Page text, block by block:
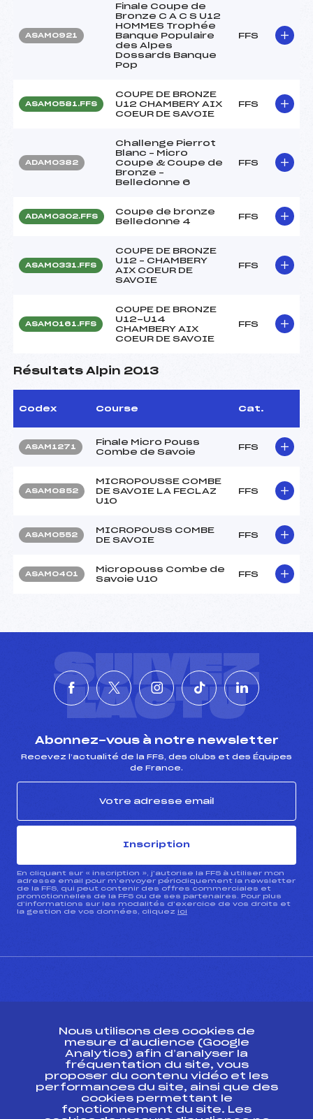
ASAM0921
Finale Coupe de
Bronze C A C S U12
HOMMES Trophée
Banque Populaire
des Alpes
Dossards Banque
Pop
FFS
ASAM0581.FFS
COUPE DE BRONZE
U12 CHAMBERY AIX
COEUR DE SAVOIE
FFS
ADAM0382
Challenge Pierrot
Blanc – Micro
Coupe & Coupe de
Bronze –
Belledonne 6
FFS
ADAM0302.FFS
Coupe de bronze
Belledonne 4
FFS
ASAM0331.FFS
COUPE DE BRONZE
U12 – CHAMBERY
AIX COEUR DE
SAVOIE
FFS
ASAM0161.FFS
COUPE DE BRONZE
U12-U14
CHAMBERY AIX
COEUR DE SAVOIE
FFS
Résultats Alpin 2013
Codex Course Cat.
ASAM1271
Finale Micro Pouss
Combe de Savoie
FFS
ASAM0852
MICROPOUSSE COMBE
DE SAVOIE LA FECLAZ
U10
FFS
ASAM0552
MICROPOUSS COMBE
DE SAVOIE
FFS
ASAM0401
Micropouss Combe de
Savoie U10
FFS
SUIVEZ
L'ACTU
Abonnez-vous à notre newsletter
Recevez l’actualité de la FFS, des clubs et des Équipes
de France.
Inscription
En cliquant sur « inscription », j’autorise la FFS à utiliser mon
adresse email pour m’envoyer périodiquement la newsletter
de la FFS, qui peut contenir des offres commerciales et
promotionnelles de la FFS ou de ses partenaires. Pour plus
d’informations sur les modalités d’exercice de vos droits et
la gestion de vos données, cliquez ici
ESPACE PRESSE
Ressources
Pass’Neige
Projet sportif fédéral
Nous utilisons des cookies de
mesure d’audience (Google
Analytics) afin d’analyser la
fréquentation du site, vous
proposer du contenu vidéo et les
performances du site, ainsi que des
cookies permettant le
fonctionnement du site. Les